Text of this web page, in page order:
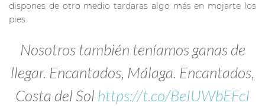
dispones de otro medio tardaras algo más en mojarte los
pies.
Nosotros también teníamos ganas de
llegar. Encantados, Málaga. Encantados,
Costa del Sol https://t.co/BeIUWbEFcI